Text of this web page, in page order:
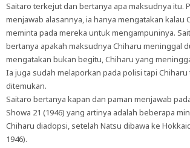
Saitaro terkejut dan bertanya apa maksudnya itu.
menjawab alasannya, ia hanya mengatakan kalau
meminta pada mereka untuk mengampuninya.
bertanya apakah maksudnya Chiharu meninggal
mengatakan bukan begitu, Chiharu yang
Ia juga sudah melaporkan pada polisi tapi Chiharu
ditemukan.
Saitaro bertanya kapan dan paman menjawab
Showa 21 (1946) yang artinya adalah beberapa
Chiharu diadopsi, setelah Natsu dibawa ke
1946).